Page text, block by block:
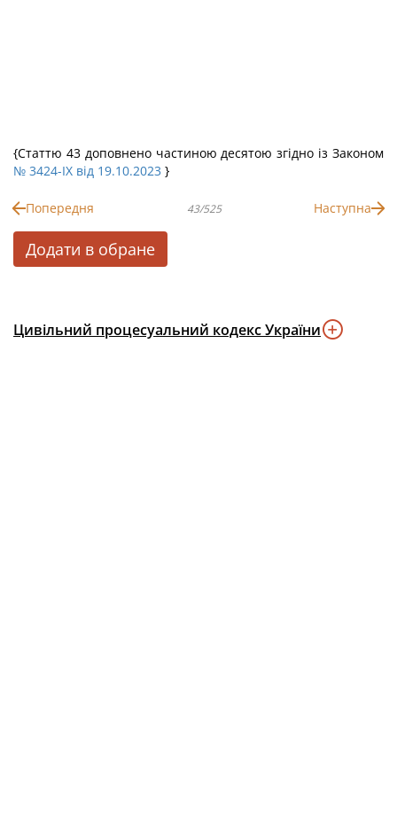
{Статтю 43 доповнено частиною десятою згідно із Законом
№ 3424-IX від 19.10.2023 }
Попередня 43/525 Наступна
Додати в обране
Цивільний процесуальний кодекс України